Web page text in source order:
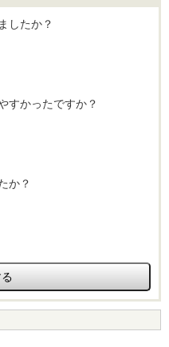
したか？
すかったですか？
か？